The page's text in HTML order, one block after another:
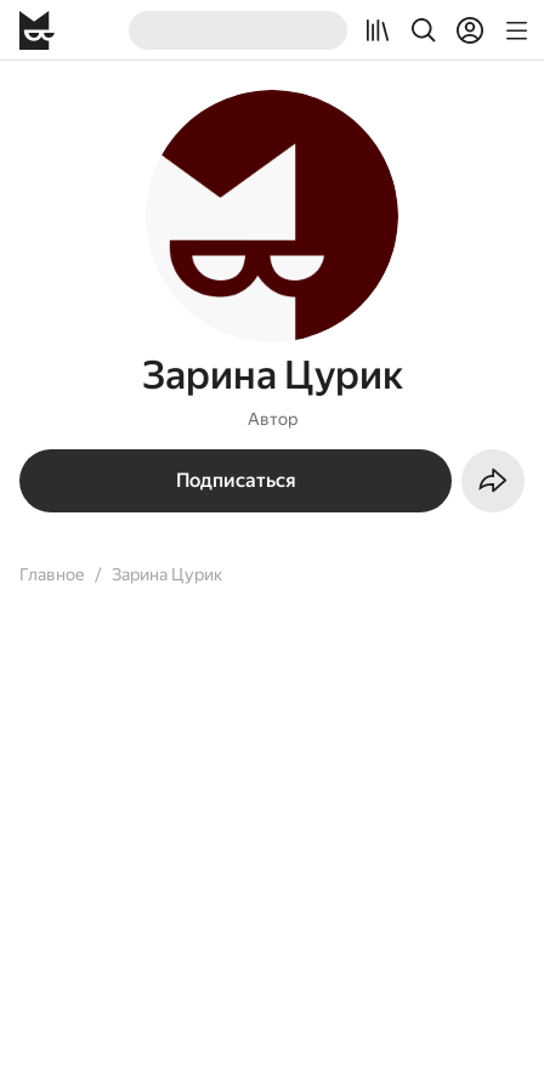
Зарина Цурик
Автор
Подписаться
Главное Зарина Цурик